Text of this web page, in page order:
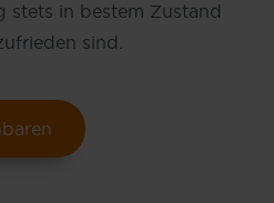
stets in bestem Zustand
sind.